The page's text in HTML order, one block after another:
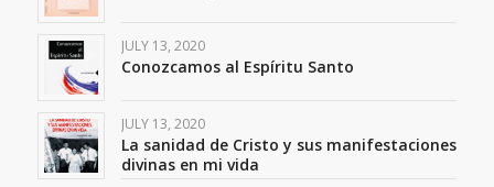
JULY 13, 2020
Conozcamos al Espíritu Santo
JULY 13, 2020
La sanidad de Cristo y sus manifestaciones
divinas en mi vida